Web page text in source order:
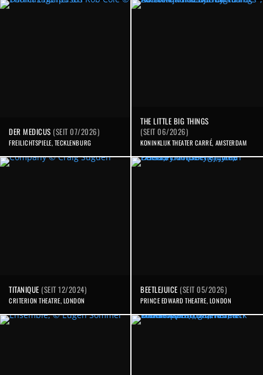
DER MEDICUS (SEIT 07/2026)
FREILICHTSPIELE, TECKLENBURG
THE LITTLE BIG THINGS
(SEIT 06/2026)
KONINKLIJK THEATER CARRÉ, AMSTERDAM
TITANIQUE (SEIT 12/2024)
CRITERION THEATRE, LONDON
BEETLEJUICE (SEIT 05/2026)
PRINCE EDWARD THEATRE, LONDON